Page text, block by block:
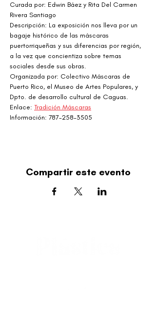
Curada por: Edwin Báez y Rita Del Carmen
Rivera Santiago
Descripción: La exposición nos lleva por un
bagaje histórico de las máscaras
puertorriqueñas y sus diferencias por región,
a la vez que concientiza sobre temas
sociales desde sus obras.
Organizada por: Colectivo Máscaras de
Puerto Rico, el Museo de Artes Populares, y
Dpto. de desarrollo cultural de Caguas.
Enlace: Tradición Máscaras
Información: 787-258-3505
Compartir este evento